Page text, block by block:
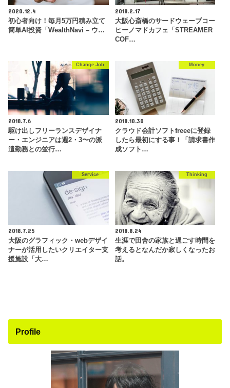
2020.12.4
初心者向け！毎月5万円積み立て
簡単AI投資「WealthNavi – ウ…
2018.2.17
大阪心斎橋のサードウェーブコー
ヒーノマドカフェ「STREAMER
COF…
Change Job
2018.7.6
駆け出しフリーランスデザイナ
ー・エンジニアは週2・3〜の派
遣勤務との並行…
Money
2018.10.30
クラウド会計ソフトfreeeに登録
したら最初にする事！「請求書作
成ソフト…
Service
2018.7.25
大阪のグラフィック・webデザイ
ナーが活用したいクリエイター支
援施設「大…
Thinking
2018.8.24
生涯で田舎の家族と過ごす時間を
考えるとなんだか寂しくなったお
話。
Profile